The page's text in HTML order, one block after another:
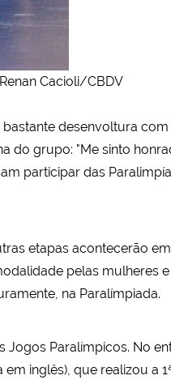
Cacioli/CBDV
desenvoltura com
do grupo: "Me sinto
participar das
etapas acontecerão
pelas mulheres
na Paralímpiada.
Paralímpicos. No
inglês), que realizou a